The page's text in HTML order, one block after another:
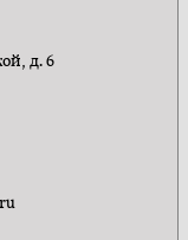
д. 6